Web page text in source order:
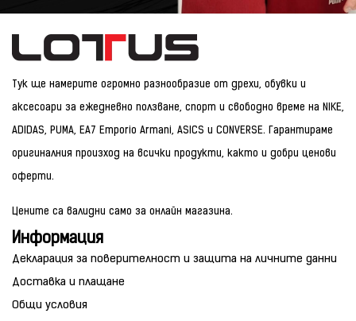
Тук ще намерите огромно разнообразие от дрехи, обувки и
аксесоари за ежедневно ползване, спорт и свободно време на NIKE,
ADIDAS, PUMA, EA7 Emporio Armani, ASICS и CONVERSE. Гарантираме
оригиналния произход на всички продукти, както и добри ценови
оферти.
Цените са валидни само за онлайн магазина.
Информация
Декларация за поверителност и защита на личните данни
Доставка и плащане
Общи условия